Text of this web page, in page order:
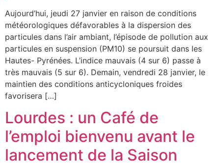
Aujourd’hui, jeudi 27 janvier en raison de conditions
météorologiques défavorables à la dispersion des
particules dans l’air ambiant, l’épisode de pollution aux
particules en suspension (PM10) se poursuit dans les
Hautes- Pyrénées. L’indice mauvais (4 sur 6) passe à
très mauvais (5 sur 6). Demain, vendredi 28 janvier, le
maintien des conditions anticycloniques froides
favorisera […]
Lourdes : un Café de
l’emploi bienvenu avant le
lancement de la Saison